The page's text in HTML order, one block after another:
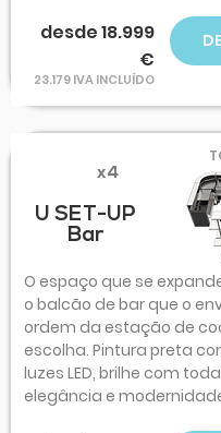
desde 18.999
€
23.179 IVA INCLUÍDO
x4
U SET-UP
Bar
O espaço que se
o balcão de bar que o
ordem da estação de
escolha. Pintura preta
luzes LED, brilhe com
elegância e